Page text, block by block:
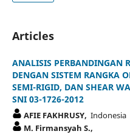
Articles
ANALISIS PERBANDINGAN
DENGAN SISTEM RANGKA
SEMI-RIGID, DAN SHEAR
SNI 03-1726-2012
AFIE FAKHRUSY, Indonesia
M. Firmansyah S.,